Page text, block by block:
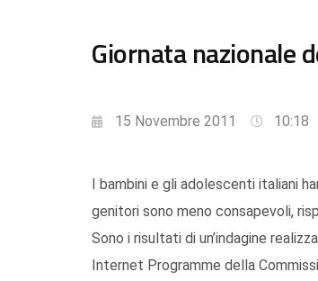
Giornata nazionale
15 Novembre 2011 10:18
I bambini e gli adolescenti italiani
genitori sono meno consapevoli,
Sono i risultati di un’indagine
Internet Programme della